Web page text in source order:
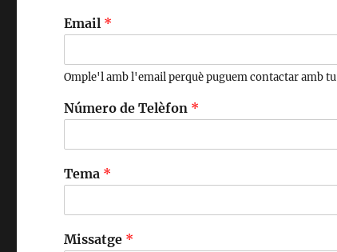
Email *
Omple'l amb l'email perquè puguem contactar amb tu
Número de Telèfon *
Tema *
Missatge *